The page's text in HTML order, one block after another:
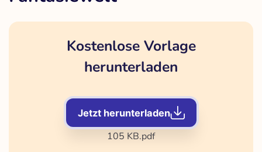
Kostenlose Vorlage
herunterladen
Jetzt herunterladen
105 KB.pdf